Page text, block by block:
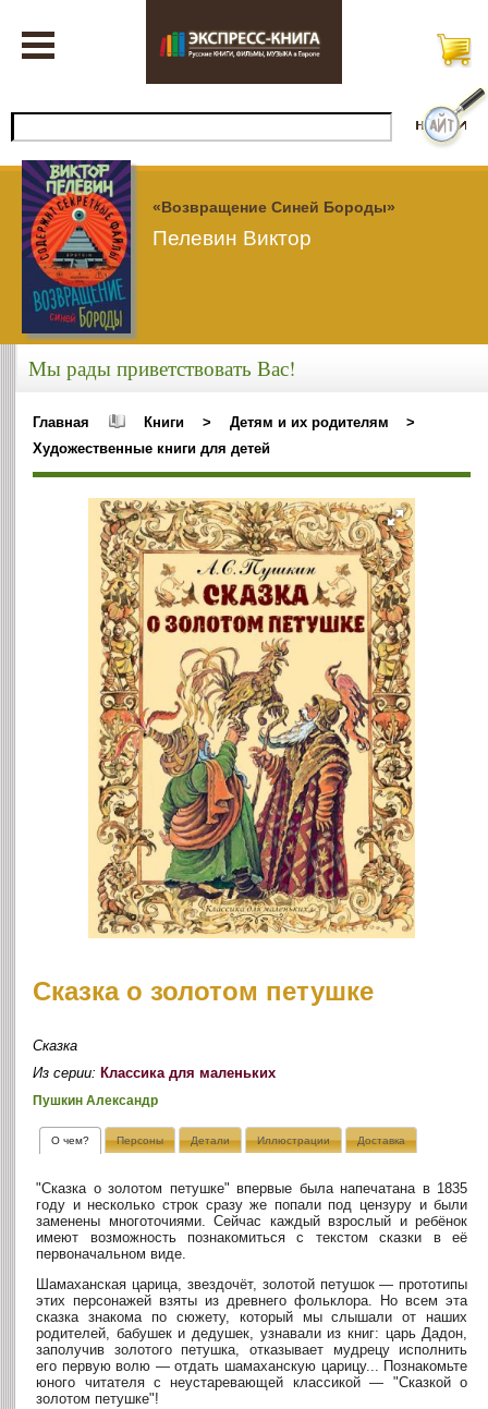
«Возвращение Синей Бороды»
Пелевин Виктор
Мы рады приветствовать Вас!
Главная Книги > Детям и их родителям
>
Художественные книги для детей
Сказка о золотом петушке
Сказка
Из серии: Классика для маленьких
Пушкин Александр
О чем? Персоны Детали Иллюстрации Доставка
"Сказка о золотом петушке" впервые была напечатана в 1835
году и несколько строк сразу же попали под цензуру и были
заменены многоточиями. Сейчас каждый взрослый и ребёнок
имеют возможность познакомиться с текстом сказки в её
первоначальном виде.
Шамаханская царица, звездочёт, золотой петушок — прототипы
этих персонажей взяты из древнего фольклора. Но всем эта
сказка знакома по сюжету, который мы слышали от наших
родителей, бабушек и дедушек, узнавали из книг: царь Дадон,
заполучив золотого петушка, отказывает мудрецу исполнить
его первую волю — отдать шамаханскую царицу... Познакомьте
юного читателя с неустаревающей классикой — "Сказкой о
золотом петушке"!